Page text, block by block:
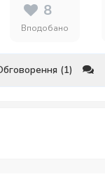
8
Вподобано
(1)